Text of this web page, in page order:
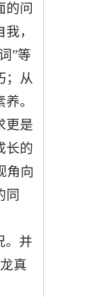
的问
，
”等
；从
。
更是
长的
角向
同
。并
真